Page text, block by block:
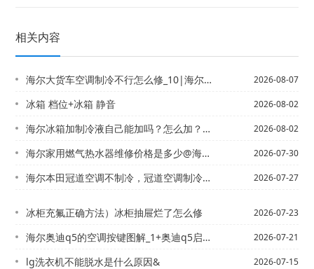
相关内容
海尔大货车空调制冷不行怎么修_10|海尔大家好，我想自己做一个小型的空调制冷1.... 2026-08-07
冰箱 档位+冰箱 静音 2026-08-02
海尔冰箱加制冷液自己能加吗？怎么加？&冰箱上门加制冷剂需要多少钱 2026-08-02
海尔家用燃气热水器维修价格是多少@海尔家用燃气热水器维修价格是多少钱2027 2026-07-30
海尔本田冠道空调不制冷，冠道空调制冷怎么开）海尔本田凌派加多少雪种 2026-07-27
冰柜充氟正确方法）冰柜抽屉烂了怎么修 2026-07-23
海尔奥迪q5的空调按键图解_1+奥迪q5启动后空调自动开启，怎么取消空调自动开啊... 2026-07-21
lg洗衣机不能脱水是什么原因& 2026-07-15